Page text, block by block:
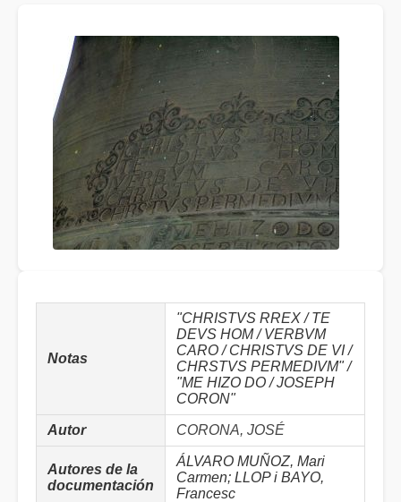
Notas
"CHRISTVS RREX / TE
DEVS HOM / VERBVM
CARO / CHRISTVS DE VI /
CHRSTVS PERMEDIVM" /
"ME HIZO DO / JOSEPH
CORON"
Autor CORONA, JOSÉ
Autores de la
documentación
ÁLVARO MUÑOZ, Mari
Carmen; LLOP i BAYO,
Francesc